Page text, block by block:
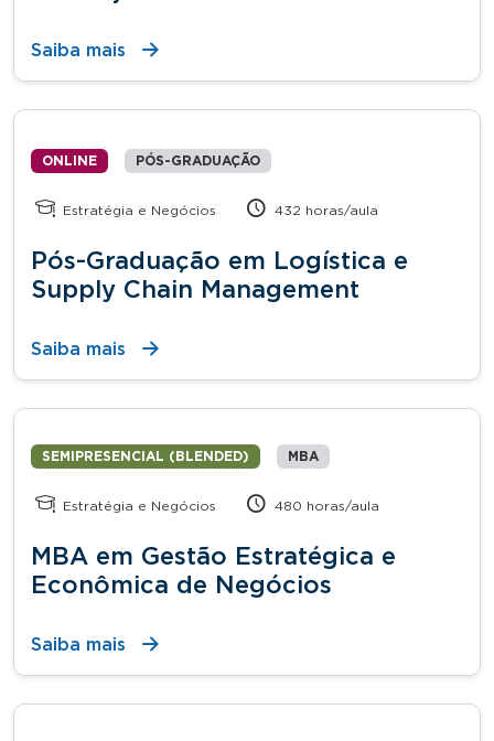
Saiba mais
ONLINE PÓS-GRADUAÇÃO
Estratégia e Negócios 432 horas/aula
Pós-Graduação em Logística e
Supply Chain Management
Saiba mais
SEMIPRESENCIAL (BLENDED) MBA
Estratégia e Negócios 480 horas/aula
MBA em Gestão Estratégica e
Econômica de Negócios
Saiba mais